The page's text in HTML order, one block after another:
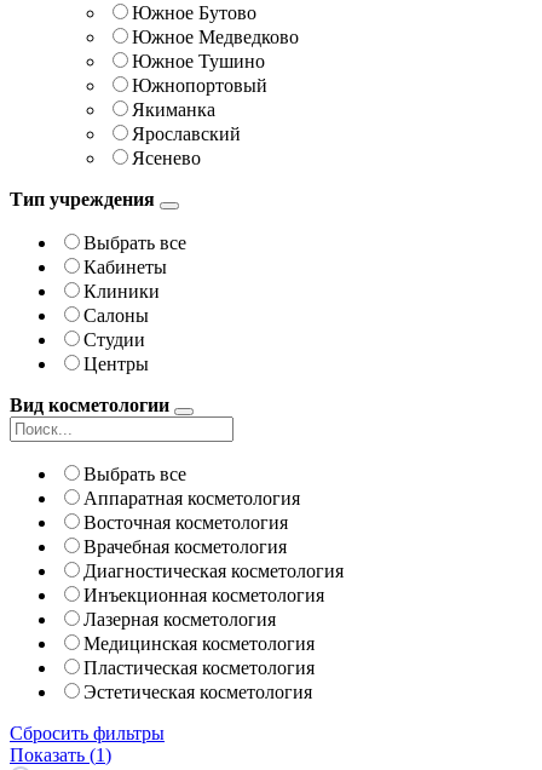
Южное Бутово
Южное Медведково
Южное Тушино
Южнопортовый
Якиманка
Ярославский
Ясенево
Тип учреждения
Выбрать все
Кабинеты
Клиники
Салоны
Студии
Центры
Вид косметологии
Выбрать все
Аппаратная косметология
Восточная косметология
Врачебная косметология
Диагностическая косметология
Инъекционная косметология
Лазерная косметология
Медицинская косметология
Пластическая косметология
Эстетическая косметология
Сбросить фильтры
Показать (1)